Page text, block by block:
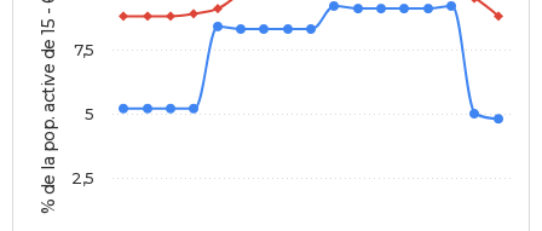
% de la pop. active de 15 - 64 ans 2,5
5
7,5